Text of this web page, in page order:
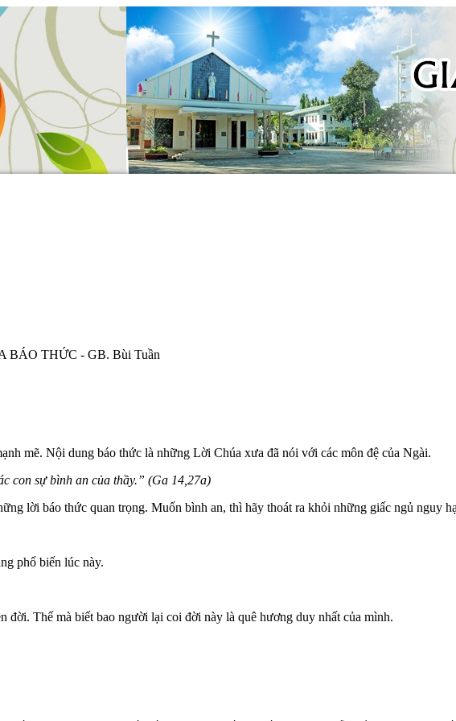
BÁO THỨC - GB. Bùi Tuần
mẽ. Nội dung báo thức là những Lời Chúa xưa đã nói với các môn đệ của Ngài.
con sự bình an của thầy.” (Ga 14,27a)
lời báo thức quan trọng. Muốn bình an, thì hãy thoát ra khỏi những giấc ngủ nguy
phổ biến lúc này.
Thế mà biết bao người lại coi đời này là quê hương duy nhất của mình.